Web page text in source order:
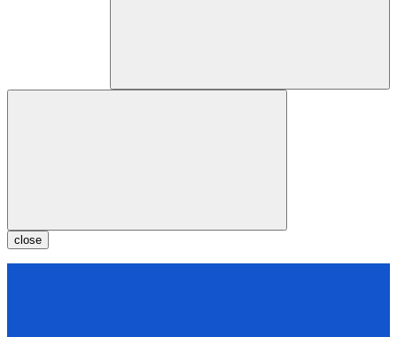
close